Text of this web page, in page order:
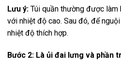
Lưu ý: Túi quần thường được
với nhiệt độ cao. Sau đó, để
nhiệt độ thích hợp.
Bước 2: Là ủi đai lưng và phần